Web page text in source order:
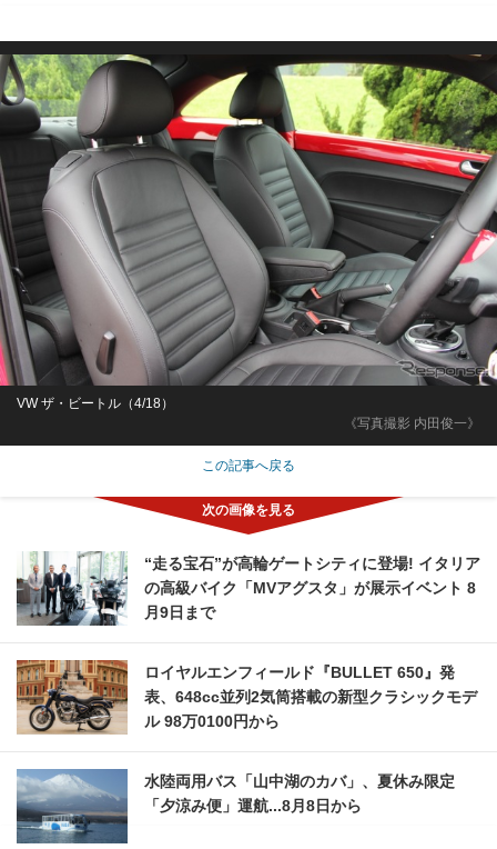
《写真撮影 内田俊一》
VW ザ・ビートル（4/18）
この記事へ戻る
“走る宝石”が高輪ゲートシティに登場! イタリア
の高級バイク「MVアグスタ」が展示イベント 8
月9日まで
ロイヤルエンフィールド『BULLET 650』発
表、648cc並列2気筒搭載の新型クラシックモデ
ル 98万0100円から
水陸両用バス「山中湖のカバ」、夏休み限定
「夕涼み便」運航...8月8日から